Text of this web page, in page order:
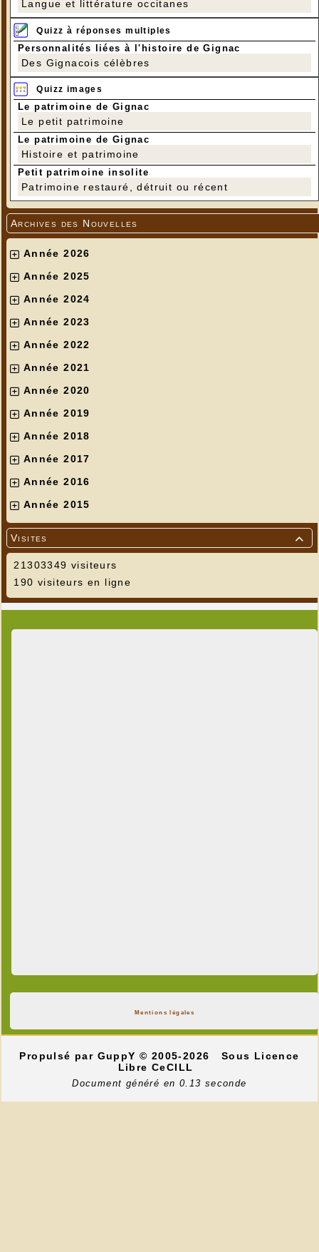
Langue et littérature occitanes
Quizz à réponses multiples
Personnalités liées à l'histoire de Gignac
Des Gignacois célèbres
Quizz images
Le patrimoine de Gignac
Le petit patrimoine
Le patrimoine de Gignac
Histoire et patrimoine
Petit patrimoine insolite
Patrimoine restauré, détruit ou récent
Archives des Nouvelles
Année 2026
Année 2025
Année 2024
Année 2023
Année 2022
Année 2021
Année 2020
Année 2019
Année 2018
Année 2017
Année 2016
Année 2015

Visites
21303349 visiteurs
190 visiteurs en ligne
Mentions légales
Propulsé par GuppY© 2005-2026
Sous Licence
Libre CeCILL
Document généré en 0.13 seconde